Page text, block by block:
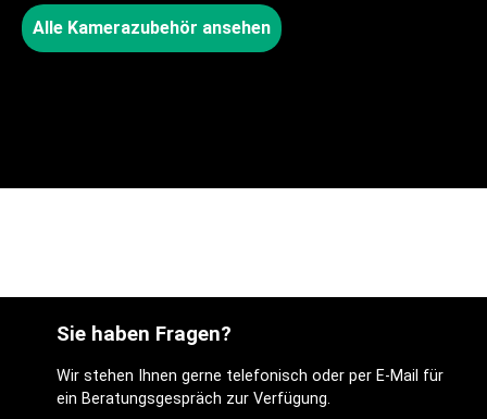
Alle Kamerazubehör ansehen
Sie haben Fragen?
Wir stehen Ihnen gerne telefonisch oder per E-Mail für
ein Beratungsgespräch zur Verfügung.